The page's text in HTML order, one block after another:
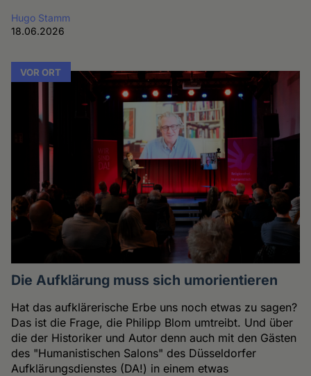
Hugo Stamm
18.06.2026
VOR ORT
Die Aufklärung muss sich umorientieren
Hat das aufklärerische Erbe uns noch etwas zu sagen?
Das ist die Frage, die Philipp Blom umtreibt. Und über
die der Historiker und Autor denn auch mit den Gästen
des "Humanistischen Salons" des Düsseldorfer
Aufklärungsdienstes (DA!) in einem etwas